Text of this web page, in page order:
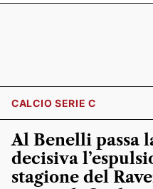
CALCIO SERIE C
Al Benelli passa
decisiva
stagione del